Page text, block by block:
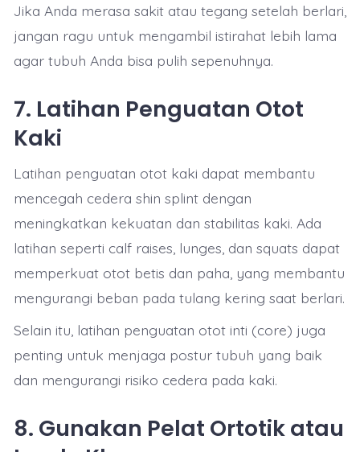
Jika Anda merasa sakit atau tegang setelah berlari,
jangan ragu untuk mengambil istirahat lebih lama
agar tubuh Anda bisa pulih sepenuhnya.
7. Latihan Penguatan Otot
Kaki
Latihan penguatan otot kaki dapat membantu
mencegah cedera shin splint dengan
meningkatkan kekuatan dan stabilitas kaki. Ada
latihan seperti calf raises, lunges, dan squats dapat
memperkuat otot betis dan paha, yang membantu
mengurangi beban pada tulang kering saat berlari.
Selain itu, latihan penguatan otot inti (core) juga
penting untuk menjaga postur tubuh yang baik
dan mengurangi risiko cedera pada kaki.
8. Gunakan Pelat Ortotik atau